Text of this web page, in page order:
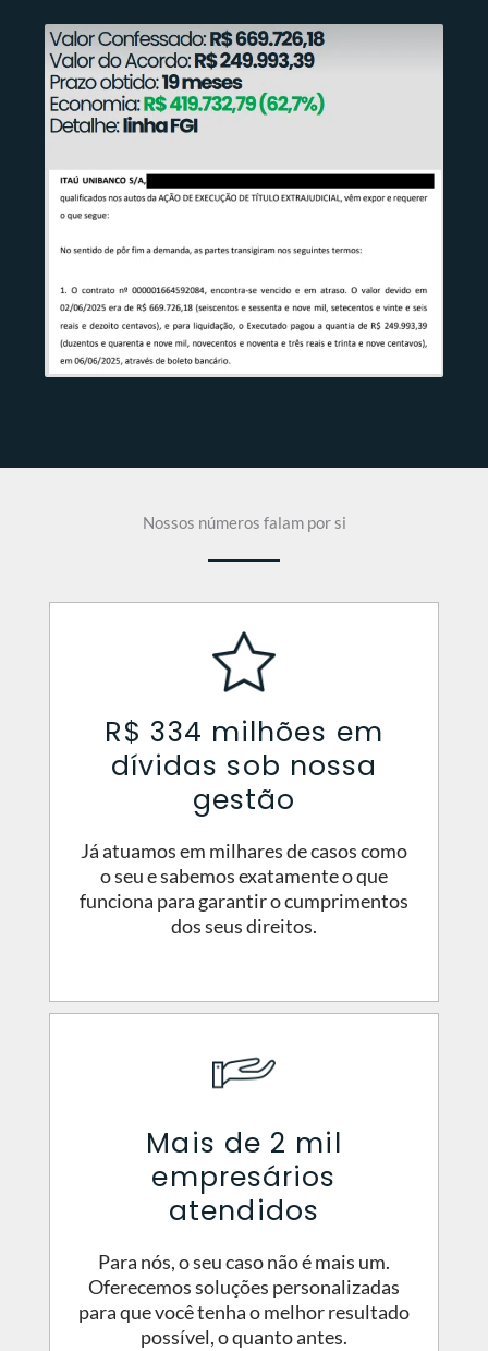
Nossos números falam por si
R$ 334 milhões em
dívidas sob nossa
gestão
Já atuamos em milhares de casos como
o seu e sabemos exatamente o que
funciona para garantir o cumprimentos
dos seus direitos.
Mais de 2 mil
empresários
atendidos
Para nós, o seu caso não é mais um.
Oferecemos soluções personalizadas
para que você tenha o melhor resultado
possível, o quanto antes.